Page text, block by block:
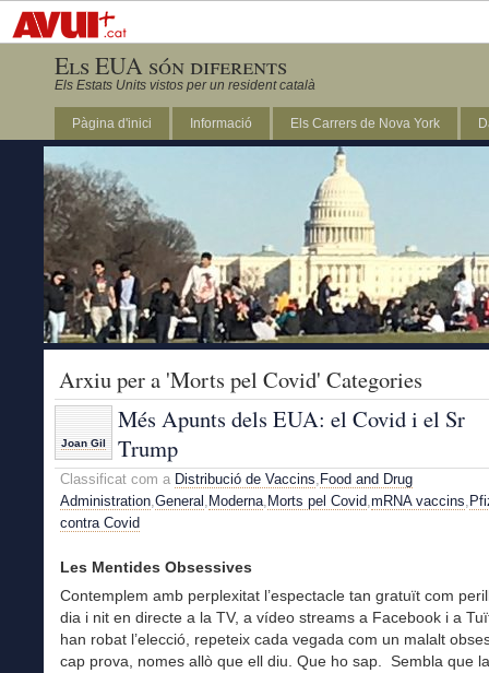
Els EUA són diferents
Els Estats Units vistos per un resident català
Pàgina d'inici Informació Els Carrers de Nova York
Arxiu per a 'Morts pel Covid' Categories
Joan Gil
Més Apunts dels EUA: el Covid i el Sr
Trump
Classificat com a Distribució de Vaccins, Food and Drug
Administration,General , Moderna, Morts pel Covid,mRNA vaccins,
contra Covid
Les Mentides Obsessives
Contemplem amb perplexitat l’espectacle tan gratuït com
dia i nit en directe a la TV, a vídeo streams a Facebook i a
han robat l’elecció, repeteix cada vegada com un malalt
cap prova, nomes allò que ell diu. Que ho sap. Sembla que